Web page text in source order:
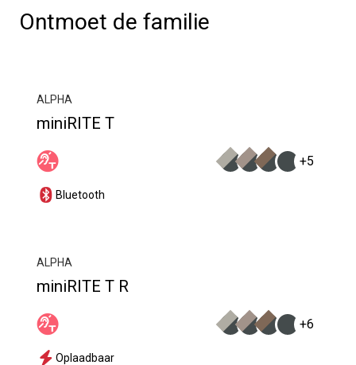
Ontmoet de familie
ALPHA
miniRITE T
+5
Bluetooth
ALPHA
miniRITE T R
+6
Oplaadbaar